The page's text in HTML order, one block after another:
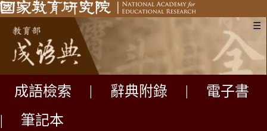
☰
成語檢索 辭典附錄
電子書
|
筆記本